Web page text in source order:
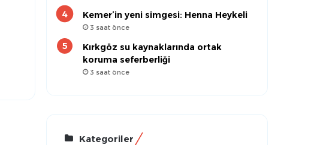
Kemer’in yeni simgesi: Henna Heykeli
3 saat önce
Kırkgöz su kaynaklarında ortak
koruma seferberliği
3 saat önce
Kategoriler